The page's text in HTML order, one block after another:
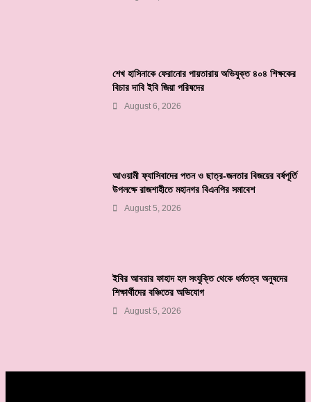
শেখ হাসিনাকে ফেরানোর পায়তারায় অভিযুক্ত ৪০৪ শিক্ষকের
বিচার দাবি ইবি জিয়া পরিষদের
August 6, 2026
আওয়ামী ফ্যাসিবাদের পতন ও ছাত্র-জনতার বিজয়ের বর্ষপূর্তি
উপলক্ষে রাজশাহীতে মহানগর বিএনপির সমাবেশ
August 5, 2026
ইবির আবরার ফাহাদ হল সংযুক্তি থেকে ধর্মতত্ব অনুষদের
শিক্ষার্থীদের বঞ্চিতের অভিযোগ
August 5, 2026